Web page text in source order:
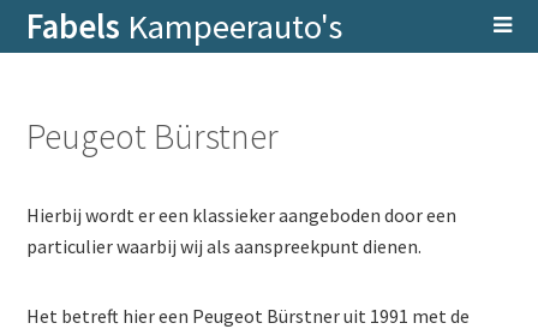
Fabels Kampeerauto's
Peugeot Bürstner
Hierbij wordt er een klassieker aangeboden door een
particulier waarbij wij als aanspreekpunt dienen.
Het betreft hier een Peugeot Bürstner uit 1991 met de